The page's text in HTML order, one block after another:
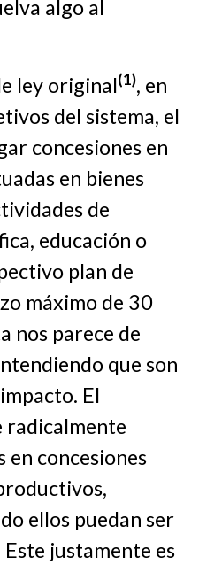
algo al
ley original(1), en
del sistema, el
concesiones en
en bienes
de
educación o
plan de
máximo de 30
nos parece de
que son
El
radicalmente
en concesiones
ellos puedan ser
justamente es